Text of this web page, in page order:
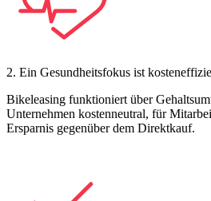
2. Ein Gesundheitsfokus ist
Bikeleasing funktioniert über
Unternehmen kostenneutral, für
Ersparnis gegenüber dem Direktkauf.